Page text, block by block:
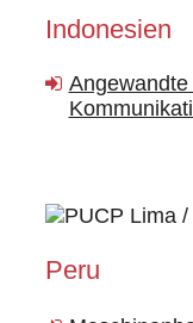
Indonesien
Peru